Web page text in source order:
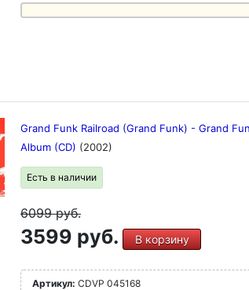
Grand Funk Railroad (Grand Funk) - Grand
Album (CD) (2002)
Есть в наличии
6099руб.
3599 руб. В корзину
Артикул: CDVP 045168